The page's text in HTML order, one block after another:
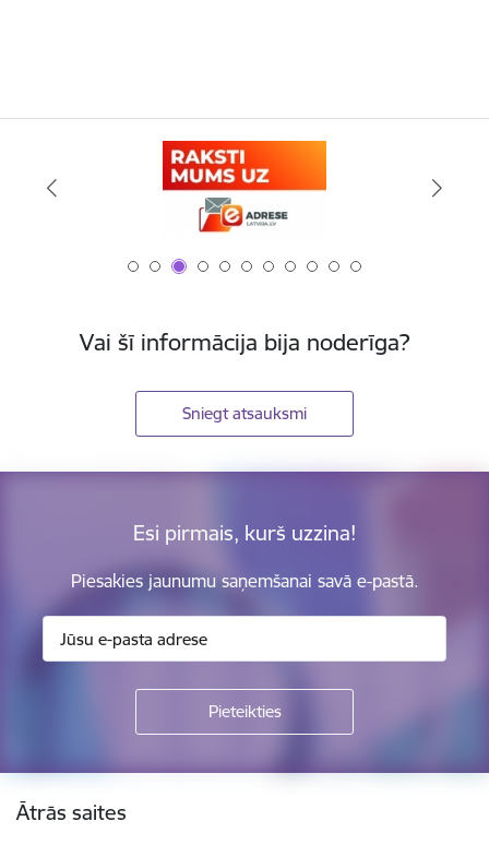
Vai šī informācija bija noderīga?
Sniegt atsauksmi
Esi pirmais, kurš uzzina!
Piesakies jaunumu saņemšanai savā e-pastā.
Kājene
Ātrās saites